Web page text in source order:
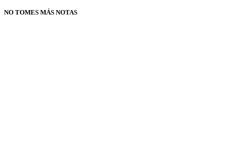
NO TOMES MÁS NOTAS